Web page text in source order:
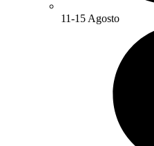
11-15 Agosto